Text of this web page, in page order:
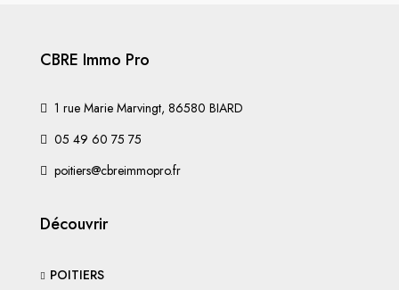
CBRE Immo Pro
1 rue Marie Marvingt, 86580 BIARD
05 49 60 75 75
poitiers@cbreimmopro.fr
Découvrir
POITIERS